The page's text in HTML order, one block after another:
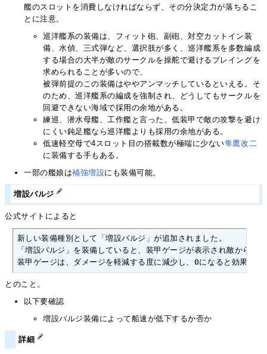
艦のスロットを消費しなければならず、その分決定力が落ちるこ
とに注意。
巡洋艦系の装備は、フィット砲、副砲、対空カットイン装
備、水偵、三式弾など、選択肢が多く、巡洋艦系を多数編成
する場合の大半が敵のサークルを操舵で避けるプレイングを
求められることが多いので、
被弾前提のこの装備はややアンマッチしているといえる。そ
のため、巡洋艦系の編成を強制され、どうしてもサークルを
回避できない海域で採用の余地がある。
練巡、潜水母艦、工作艦と言った、低装甲で敵の攻撃を避け
にくい鈍足艦なら巡洋艦よりも採用の余地がある。
低速軽空母で4スロット目の搭載数が極端に少ない隼鷹改二
に装備する手もある。
一部の艦娘は補強増設にも装備可能。
増設バルジ
公式サイトによると
新しい装備種別として「増設バルジ」が追加されました。
「増設バルジ」を装備していると、装甲ゲージが表示され敵からの
装甲ゲージは、ダメージを軽減する度に減少し、0になると効果は消
とのこと。
以下要確認
増設バルジ装備によって船速が低下するか否か
詳細